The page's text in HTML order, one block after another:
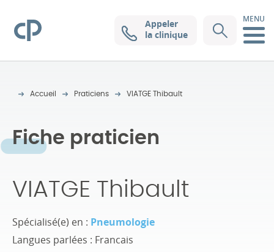
Clinique Pasteur
Appeler
la clinique
MENU
Accueil Praticiens VIATGE Thibault
Fiche praticien
VIATGE Thibault
Spécialisé(e) en : Pneumologie
Langues parlées : Francais